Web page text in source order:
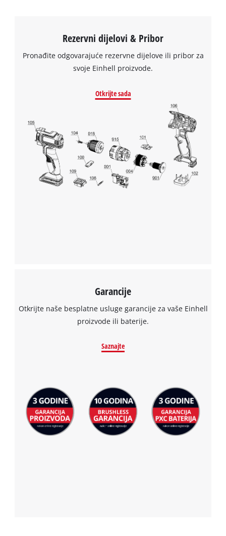
We need your consent to load the
Google Maps service!
This content is not permitted to load due
to trackers that are not disclosed to the
visitor. The website owner needs to setup
the site with their CMP to add this content
Rezervni dijelovi & Pribor
Pronađite odgovarajuće rezervne dijelove ili pribor za
svoje Einhell proizvode.
Otkrijte sada
Garancije
Otkrijte naše besplatne usluge garancije za vaše Einhell
proizvode ili baterije.
Saznajte